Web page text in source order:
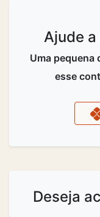
Ajude
Uma pequena
esse
Deseja